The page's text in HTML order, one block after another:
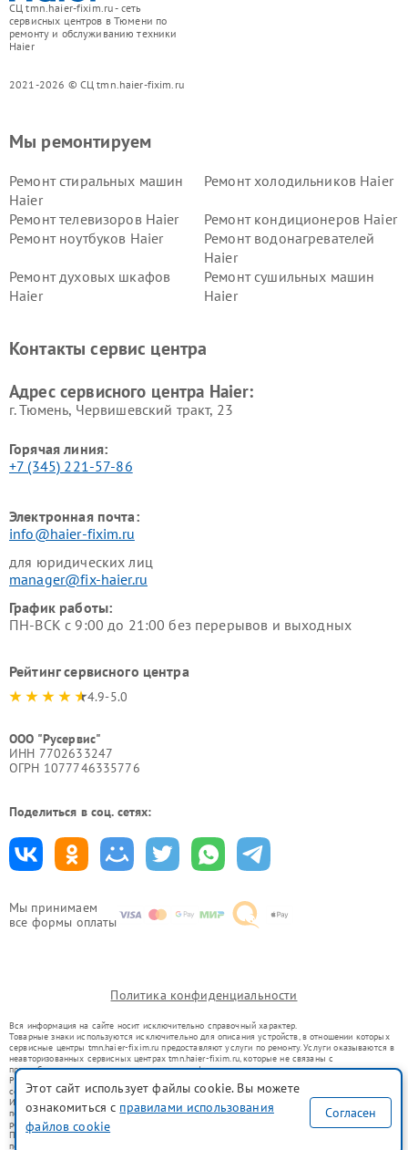
СЦ tmn.haier-fixim.ru - сеть
сервисных центров в Тюмени по
ремонту и обслуживанию техники
Haier
2021-2026 © СЦ tmn.haier-fixim.ru
Мы принимаем
все формы оплаты
Мы ремонтируем
Ремонт стиральных машин
Haier
Ремонт холодильников Haier
Ремонт телевизоров Haier
Ремонт кондиционеров Haier
Ремонт ноутбуков Haier
Ремонт водонагревателей
Haier
Ремонт духовых шкафов
Haier
Ремонт сушильных машин
Haier
Ремонт роботов-пылесосов
Ремонт посудомоечных
Контакты сервис центра
Адрес сервисного центра Haier:
г. Тюмень, ​Червишевский тракт, 23
Горячая линия:
+7 (345) 221-57-86
Электронная почта:
info@haier-fixim.ru
для юридических лиц
manager@fix-haier.ru
График работы:
ПН-ВСК с 9:00 до 21:00 без перерывов и выходных
Рейтинг сервисного центра
4.9-5.0
ООО "Русервис"
ИНН 7702633247
ОГРН 1077746335776
Поделиться в соц. сетях:
Политика конфиденциальности
Вся информация на сайте носит исключительно справочный характер.
Товарные знаки используются исключительно для описания устройств, в отношении которых
сервисные центры tmn.haier-fixim.ru предоставляют услуги по ремонту. Услуги оказываются в
неавторизованных сервисных центрах tmn.haier-fixim.ru, которые не связаны с
правообладателями товарных знаков или их официальными представителями.
Ремонт осуществляется для устройств, уже введенных в гражданский оборот в соответствии
со статьей 1487 ГК РФ.
Использование товарных знаков не преследует цели индивидуализации услуг или введения
потребителей в заблуждение, а служит для информирования о предоставляемых услугах по
ремонту техники указанных брендов.
Представленная на сайте информация не является публичной офертой, определяемой
положениями Статьи 437(2) Гражданского кодекса РФ
Этот сайт использует файлы cookie. Вы можете
ознакомиться с правилами использования
файлов cookie
Согласен